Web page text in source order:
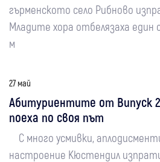
гърменското село Рибново
Младите хора отбелязаха
м
27 май
Абитуриентите от Випуск
поеха по своя път
С много усмивки,
настроение Кюстендил